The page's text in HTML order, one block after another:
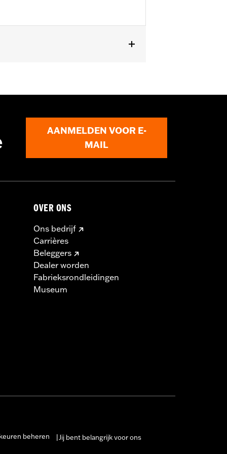
met eendelige achterplaat, top-
AANMELDEN VOOR E-
MAIL
OVER ONS
Ons bedrijf
Carrières
Beleggers
Dealer worden
Fabrieksrondleidingen
Museum
beheren Jij bent belangrijk voor ons